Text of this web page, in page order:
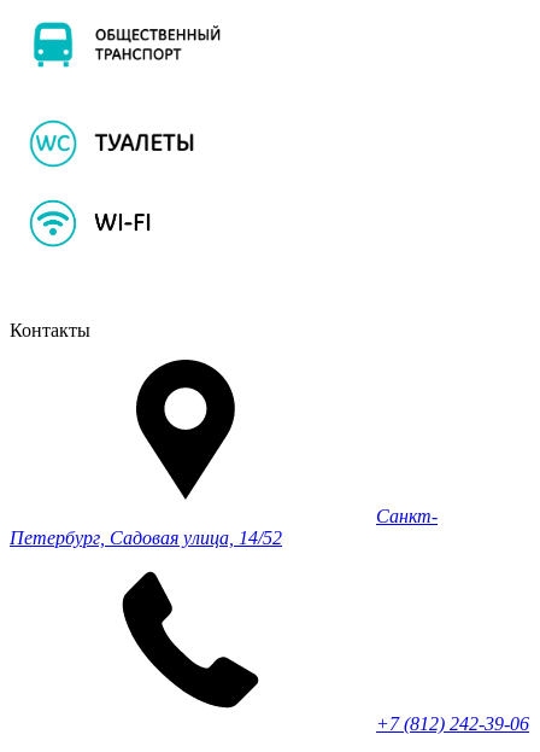
Контакты
Санкт-
Петербург, Садовая улица, 14/52
+7 (812) 242-39-06